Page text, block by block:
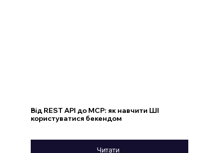
Від REST API до MCP: як навчити ШІ
користуватися бекендом
Читати